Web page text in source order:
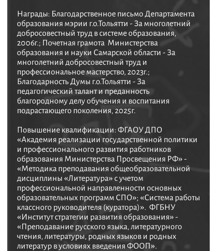
Награды: Благодарственное письмо Департамента
образования мэрии г.о.Тольятти - За многолетний
добросовестный труд в системе образования,
2006г.; Почетная грамота Министерства
образования и науки Самарской области - За
многолетний добросовестный труд и
профессиональное мастерство, 2023г.;
Благодарность Думы г.о.Тольятти - За
педагогический талант и преданность
благородному делу обучения и воспитания
подрастающего поколения, 2025г.
Повышение квалификации: ФГАОУ ДПО
«Академия реализации государственной политики
и профессионального развития работников
образования Министерства Просвещения РФ» -
«Методика преподавания общеобразовательной
дисциплины «Литература» с учетом
профессиональной направленности основных
образовательных программ СПО»; «Система работы
классного руководителя (куратора)». ФГБНУ
«Институт стратегии развития образования» -
«Преподавание русского языка, литературного
чтения, литературы, родных языков и родных
литератур в условиях введения ФООП».